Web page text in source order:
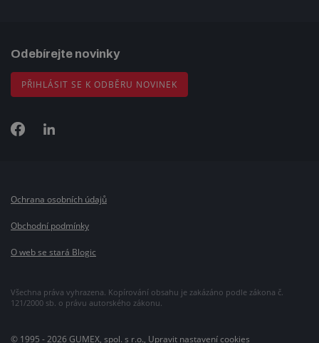
Odebírejte novinky
PŘIHLÁSIT SE K ODBĚRU NOVINEK
Všechna práva vyhrazena. Kopírování obsahu je zakázáno podle zákona č.
121/2000 sb. o právu autorského zákonu.
Ochrana osobních údajů
Obchodní podmínky
O web se stará Blogic
© 1995 - 2026 GUMEX, spol. s r.o., Upravit nastavení cookies